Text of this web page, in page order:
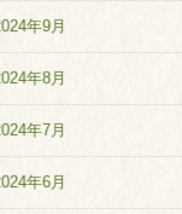
年9月
年8月
年7月
年6月